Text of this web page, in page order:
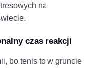
na
czas reakcji
bo tenis to w gruncie